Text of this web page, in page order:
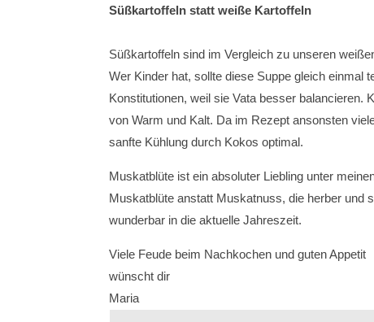
Süßkartoffeln statt weiße Kartoffeln
Süßkartoffeln sind im Vergleich zu unseren
Wer Kinder hat, sollte diese Suppe gleich einmal
Konstitutionen, weil sie Vata besser
von Warm und Kalt. Da im Rezept ansonsten
sanfte Kühlung durch Kokos optimal.
Muskatblüte ist ein absoluter Liebling unter
Muskatblüte anstatt Muskatnuss, die herber und
wunderbar in die aktuelle Jahreszeit.
Viele Feude beim Nachkochen und guten Appetit
wünscht dir
Maria